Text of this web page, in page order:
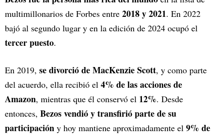
multimillonarios de Forbes entre 2018 y 2021. En 2022
bajó al segundo lugar y en la edición de 2024 ocupó el
tercer puesto.
En 2019, se divorció de MacKenzie Scott, y como parte
del acuerdo, ella recibió el 4% de las acciones de
Amazon, mientras que él conservó el 12%. Desde
entonces, Bezos vendió y transfirió parte de su
participación y hoy mantiene aproximadamente el 9% de